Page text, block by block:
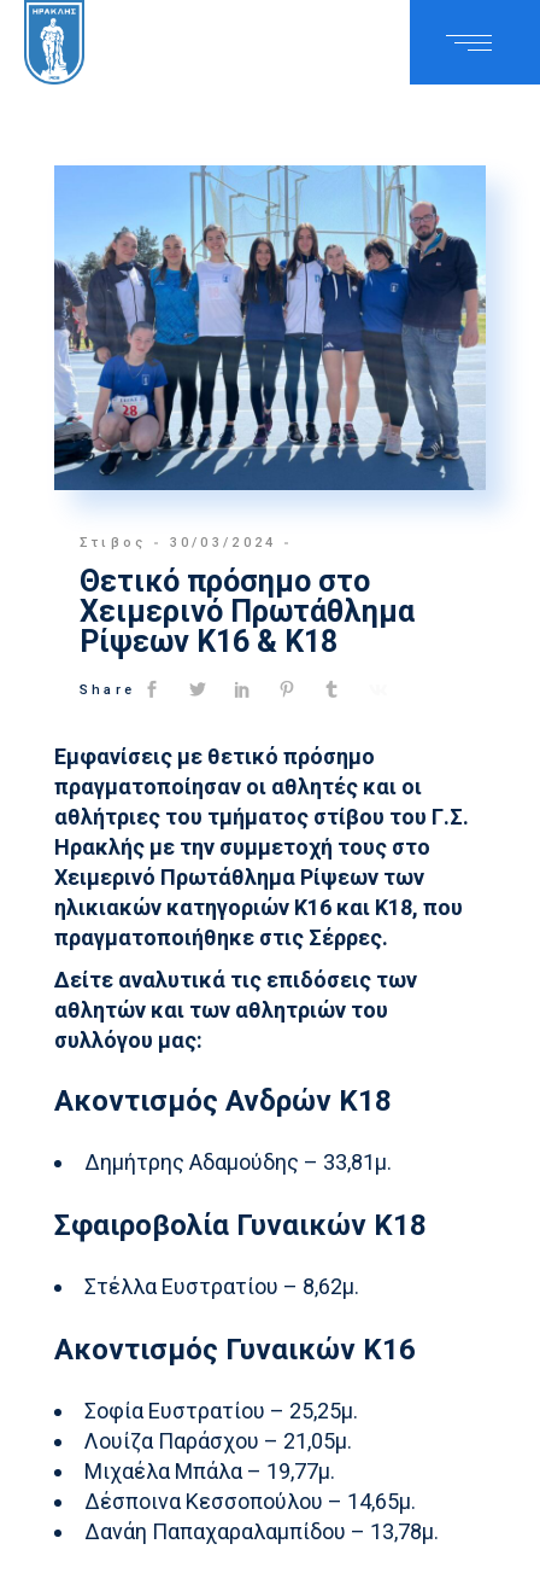
Στιβος 30/03/2024
Θετικό πρόσημο στο
Χειμερινό Πρωτάθλημα
Ρίψεων Κ16 & Κ18
Share
Εμφανίσεις με θετικό πρόσημο
πραγματοποίησαν οι αθλητές και οι
αθλήτριες του τμήματος στίβου του Γ.Σ.
Ηρακλής με την συμμετοχή τους στο
Χειμερινό Πρωτάθλημα Ρίψεων των
ηλικιακών κατηγοριών Κ16 και Κ18, που
πραγματοποιήθηκε στις Σέρρες.
Δείτε αναλυτικά τις επιδόσεις των
αθλητών και των αθλητριών του
συλλόγου μας:
Ακοντισμός Ανδρών Κ18
Δημήτρης Αδαμούδης – 33,81μ.
Σφαιροβολία Γυναικών Κ18
Στέλλα Ευστρατίου – 8,62μ.
Ακοντισμός Γυναικών Κ16
Σοφία Ευστρατίου – 25,25μ.
Λουίζα Παράσχου – 21,05μ.
Μιχαέλα Μπάλα – 19,77μ.
Δέσποινα Κεσσοπούλου – 14,65μ.
Δανάη Παπαχαραλαμπίδου – 13,78μ.